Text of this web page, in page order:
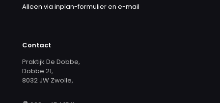
Alleen via inplan-formulier en e-mail
Contact
Praktijk De Dobbe,
Dobbe 21,
8032 JW Zwolle,